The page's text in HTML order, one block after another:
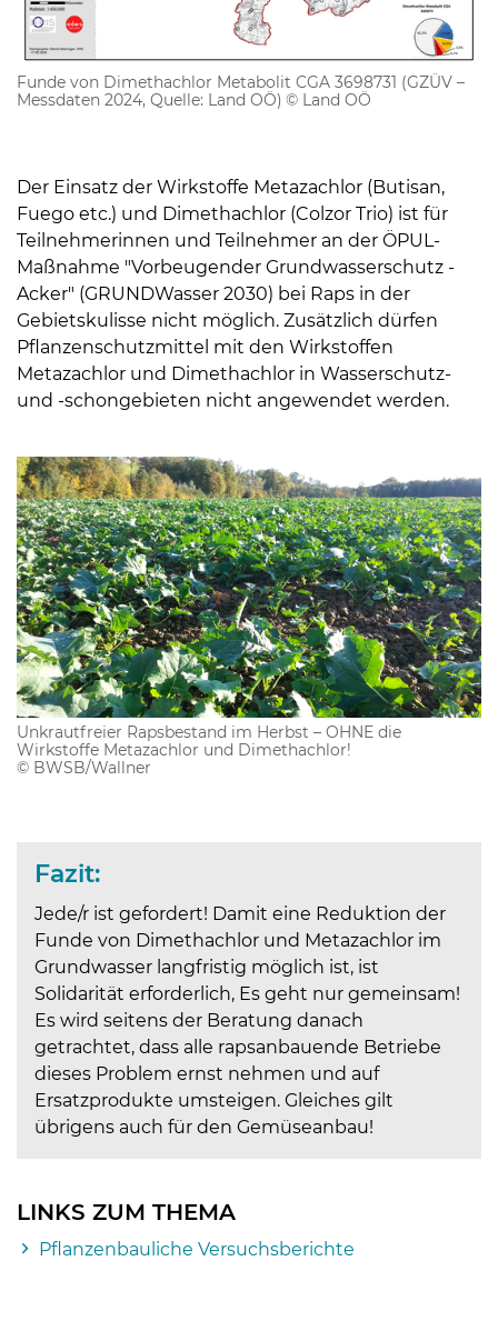
Funde von Dimethachlor Metabolit CGA 3698731 (GZÜV –
Messdaten 2024, Quelle: Land OÖ) © Land OÖ
Der Einsatz der Wirkstoffe Metazachlor (Butisan,
Fuego etc.) und Dimethachlor (Colzor Trio) ist für
Teilnehmerinnen und Teilnehmer an der ÖPUL-
Maßnahme "Vorbeugender Grundwasserschutz -
Acker" (GRUNDWasser 2030) bei Raps in der
Gebietskulisse nicht möglich. Zusätzlich dürfen
Pflanzenschutzmittel mit den Wirkstoffen
Metazachlor und Dimethachlor in Wasserschutz-
und -schongebieten nicht angewendet werden.
Unkrautfreier Rapsbestand im Herbst – OHNE die
Wirkstoffe Metazachlor und Dimethachlor!
© BWSB/Wallner
Fazit:
Jede/r ist gefordert! Damit eine Reduktion der
Funde von Dimethachlor und Metazachlor im
Grundwasser langfristig möglich ist, ist
Solidarität erforderlich, Es geht nur gemeinsam!
Es wird seitens der Beratung danach
getrachtet, dass alle rapsanbauende Betriebe
dieses Problem ernst nehmen und auf
Ersatzprodukte umsteigen. Gleiches gilt
übrigens auch für den Gemüseanbau!
LINKS ZUM THEMA
Pflanzenbauliche Versuchsberichte